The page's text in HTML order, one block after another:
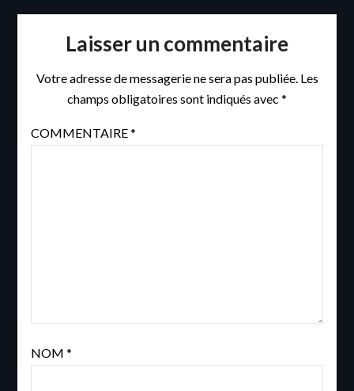
Laisser un commentaire
Votre adresse de messagerie ne sera pas publiée. Les
champs obligatoires sont indiqués avec *
COMMENTAIRE*
NOM *